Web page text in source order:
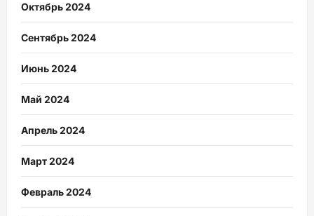
Октябрь 2024
Сентябрь 2024
Июнь 2024
Май 2024
Апрель 2024
Март 2024
Февраль 2024